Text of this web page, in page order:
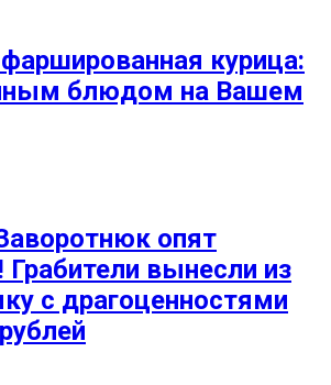
курица:
блюдом на Вашем
опят
Грабители вынесли из
с драгоценностями